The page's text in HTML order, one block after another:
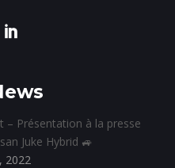
– Présentation à la presse
Juke Hybrid 🚙
2022